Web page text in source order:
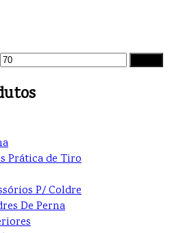
Prática de Tiro
P/ Coldre
De Perna